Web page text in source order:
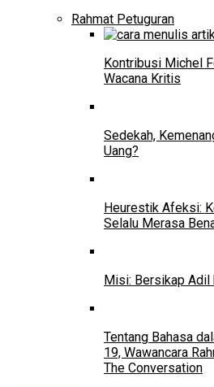
Rahmat Petuguran
Kontribusi Michel
Wacana Kritis
Sedekah,
Uang?
Heurestik Afeksi:
Selalu Merasa
Misi: Bersikap Adil
Tentang Bahasa
19, Wawancara
The Conversation